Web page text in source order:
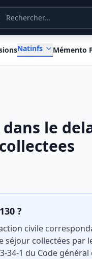
Natinfs Mémento
le
?
civile
séjour collectées
34-1 du Code